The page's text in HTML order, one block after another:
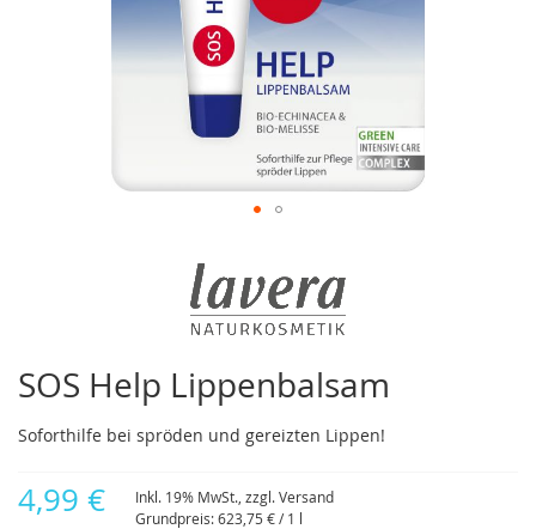
SOS Help Lippenbalsam
Soforthilfe bei spröden und gereizten Lippen!
4,99 € Inkl. 19% MwSt., zzgl.Versand
Grundpreis:623,75 €/ 1 l